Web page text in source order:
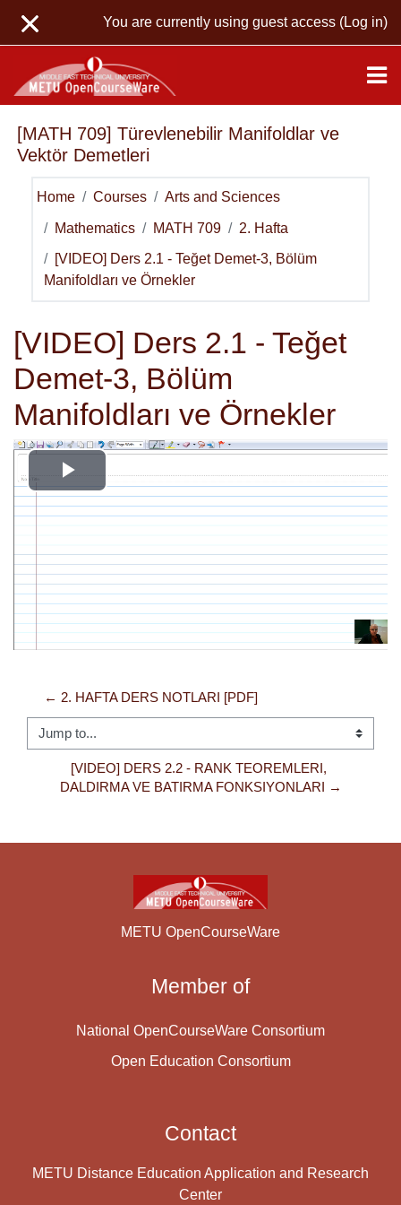
You are currently using guest access (Log in)
[MATH 709] Türevlenebilir Manifoldlar ve
Vektör Demetleri
Home Courses Arts and Sciences
Mathematics MATH 709 2. Hafta
[VIDEO] Ders 2.1 - Teğet Demet-3, Bölüm
Manifoldları ve Örnekler
[VIDEO] Ders 2.1 - Teğet
Demet-3, Bölüm
Manifoldları ve Örnekler
Play
← 2. HAFTA DERS NOTLARI [PDF]
Jump to...
[VIDEO] DERS 2.2 - RANK TEOREMLERI,
DALDIRMA VE BATIRMA FONKSIYONLARI →
METU OpenCourseWare
Member of
National OpenCourseWare Consortium
Open Education Consortium
Contact
METU Distance Education Application and Research
Center